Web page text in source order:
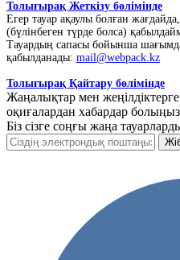
Толығырақ Жеткізу бөлімінде
Егер тауар ақаулы болған жағдайда,
(бүлінбеген түрде болса)
Тауардың сапасы бойынша
қабылданады: mail@webpack.kz
Толығырақ Қайтару бөлімінде
Жаңалықтар мен
оқиғалардан хабардар
Біз сізге соңғы жаңа